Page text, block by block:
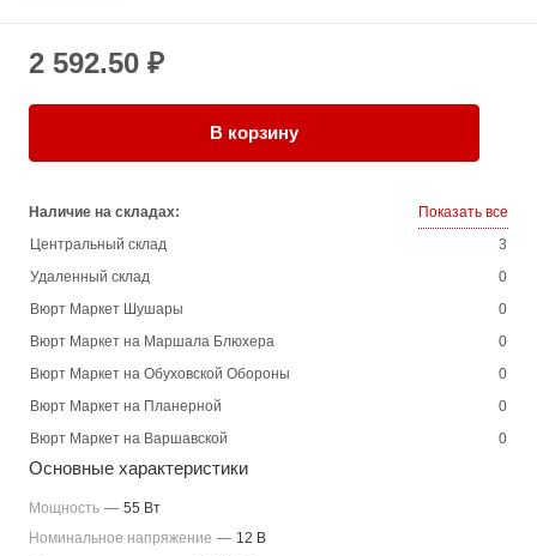
2 592.50 ₽
В корзину
Наличие на складах:
Показать все
Центральный склад
3
Удаленный склад
0
Вюрт Маркет Шушары
0
Вюрт Маркет на Маршала Блюхера
0
Вюрт Маркет на Обуховской Обороны
0
Вюрт Маркет на Планерной
0
Вюрт Маркет на Варшавской
0
Основные характеристики
Мощность — 55 Вт
Номинальное напряжение — 12 В